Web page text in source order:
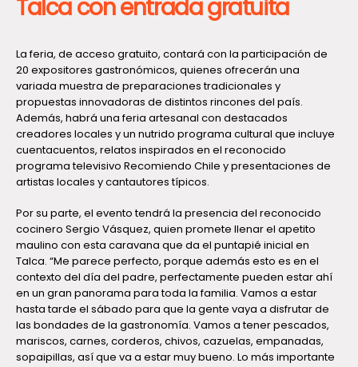
Talca con entrada gratuita
La feria, de acceso gratuito, contará con la participación de
20 expositores gastronómicos, quienes ofrecerán una
variada muestra de preparaciones tradicionales y
propuestas innovadoras de distintos rincones del país.
Además, habrá una feria artesanal con destacados
creadores locales y un nutrido programa cultural que incluye
cuentacuentos, relatos inspirados en el reconocido
programa televisivo Recomiendo Chile y presentaciones de
artistas locales y cantautores típicos.
Por su parte, el evento tendrá la presencia del reconocido
cocinero Sergio Vásquez, quien promete llenar el apetito
maulino con esta caravana que da el puntapié inicial en
Talca. “Me parece perfecto, porque además esto es en el
contexto del día del padre, perfectamente pueden estar ahí
en un gran panorama para toda la familia. Vamos a estar
hasta tarde el sábado para que la gente vaya a disfrutar de
las bondades de la gastronomía. Vamos a tener pescados,
mariscos, carnes, corderos, chivos, cazuelas, empanadas,
sopaipillas, así que va a estar muy bueno. Lo más importante